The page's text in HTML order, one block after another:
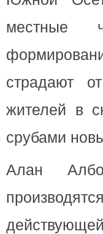
местные
страдают
жителей в
срубами
Алан